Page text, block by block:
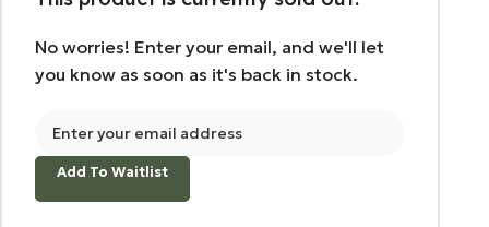
No worries! Enter your email, and we'll let
you know as soon as it's back in stock.
Add To Waitlist